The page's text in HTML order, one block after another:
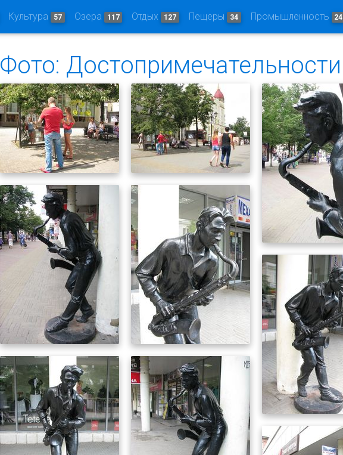
Культура 57 Озера 117 Отдых 127 Пещеры 34 Промышленность 24
Фото: Достопримечательности